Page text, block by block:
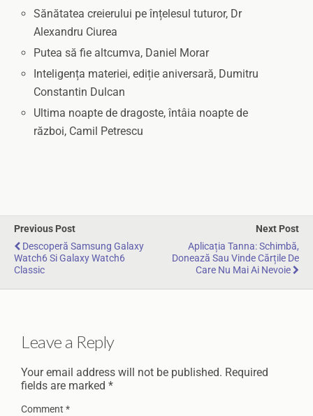
Sănătatea creierului pe înțelesul tuturor, Dr
Alexandru Ciurea
Putea să fie altcumva, Daniel Morar
Inteligența materiei, ediție aniversară, Dumitru
Constantin Dulcan
Ultima noapte de dragoste, întâia noapte de
război, Camil Petrescu
Previous Post
Descoperă Samsung Galaxy
Watch6 Si Galaxy Watch6
Classic
Next Post
Aplicația Tanna: Schimbă,
Donează Sau Vinde Cărțile De
Care Nu Mai Ai Nevoie
Leave a Reply
Your email address will not be published. Required
fields are marked *
Comment *